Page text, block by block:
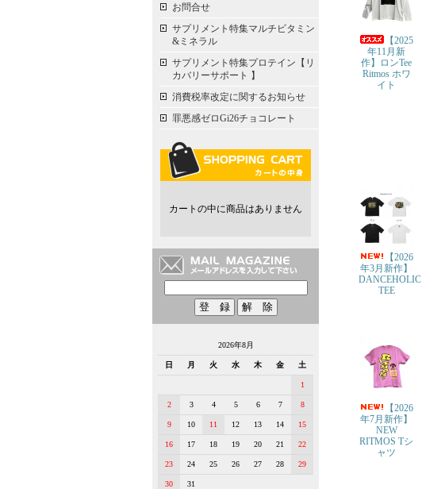
お問合せ
サプリメント特集マルチビタミン
&ミネラル
サプリメント特集プロテイン【リ
カバリーサポート 】
消費税率改定に関するお知らせ
罪悪感ゼロGi26チョコレート
カートの中に商品はありません
2026年8月
日 月 火 水 木 金 土
1
2 3 4 5 6 7 8
9 10 11 12 13 14 15
16 17 18 19 20 21 22
23 24 25 26 27 28 29
30 31
【2025
年11月新
作】ロンTee
Ritmos ホワ
イト
【2026
年3月新作】
DANCEHOLIC
TEE
【2026
年7月新作】
NEW
RITMOS Tシ
ャツ